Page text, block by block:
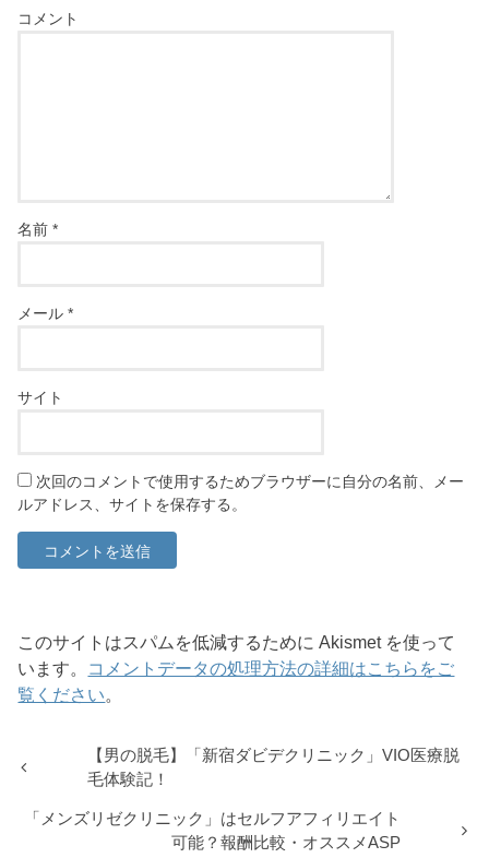
コメント
名前*
メール*
サイト
次回のコメントで使用するためブラウザーに自分の名前、メー
ルアドレス、サイトを保存する。
このサイトはスパムを低減するために Akismet を使って
います。 コメントデータの処理方法の詳細はこちらをご
覧ください。
【男の脱毛】「新宿ダビデクリニック」VIO医療脱
毛体験記！
「メンズリゼクリニック」はセルフアフィリエイト
可能？報酬比較・オススメASP